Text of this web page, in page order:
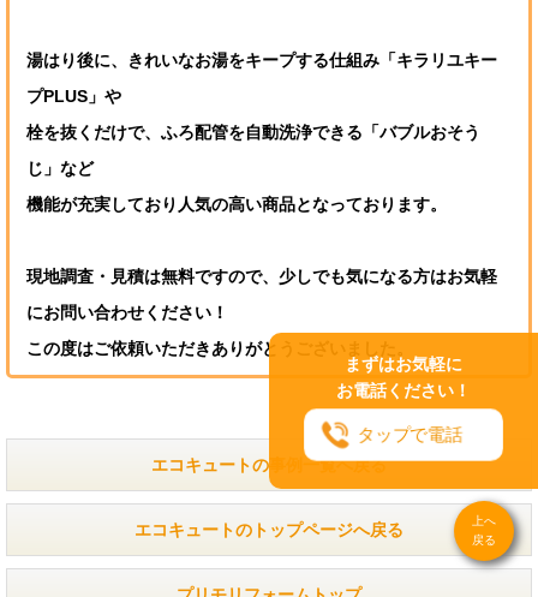
まずはお気軽に
お電話ください！
タップで電話
上へ
戻る
湯はり後に、きれいなお湯をキープする仕組み「キラリユキー
プPLUS」や
栓を抜くだけで、ふろ配管を自動洗浄できる「バブルおそう
じ」など
機能が充実しており人気の高い商品となっております。
現地調査・見積は無料ですので、少しでも気になる方はお気軽
にお問い合わせください！
この度はご依頼いただきありがとうございました。
エコキュートの事例一覧へ戻る
エコキュートのトップページへ戻る